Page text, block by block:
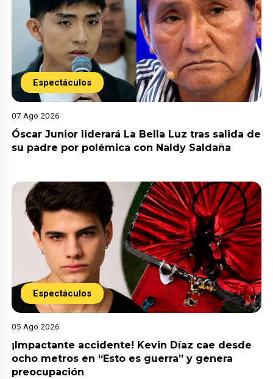
Espectáculos
07 Ago 2026
Óscar Junior liderará La Bella Luz tras salida de
su padre por polémica con Naldy Saldaña
Espectáculos
05 Ago 2026
¡Impactante accidente! Kevin Díaz cae desde
ocho metros en “Esto es guerra” y genera
preocupación